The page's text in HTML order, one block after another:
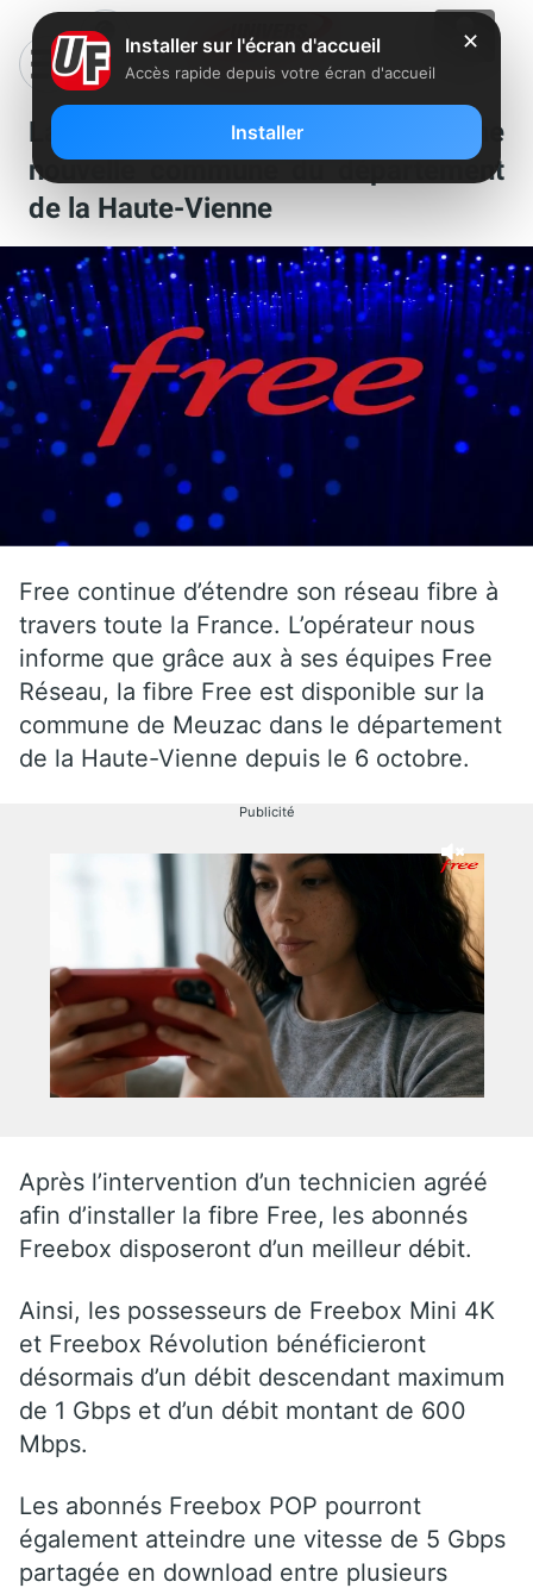
La fibre Free s’installe dans une
nouvelle commune du département
de la Haute-Vienne
Free continue d’étendre son réseau fibre à
travers toute la France. L’opérateur nous
informe que grâce aux à ses équipes Free
Réseau, la fibre Free est disponible sur la
commune de Meuzac dans le département
de la Haute-Vienne depuis le 6 octobre.
Publicité
Après l’intervention d’un technicien agréé
afin d’installer la fibre Free, les abonnés
Freebox disposeront d’un meilleur débit.
Ainsi, les possesseurs de Freebox Mini 4K
et Freebox Révolution bénéficieront
désormais d’un débit descendant maximum
de 1 Gbps et d’un débit montant de 600
Mbps.
Les abonnés Freebox POP pourront
également atteindre une vitesse de 5 Gbps
partagée en download entre plusieurs
✕
Installer sur l'écran d'accueil
Accès rapide depuis votre écran d'accueil
Installer